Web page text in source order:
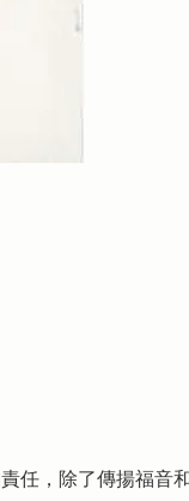
任，除了傳揚福音